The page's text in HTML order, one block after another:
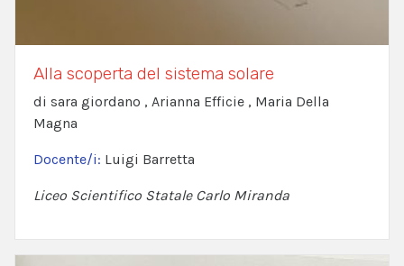
Alla scoperta del sistema solare
di sara giordano , Arianna Efficie , Maria Della
Magna
Docente/i: Luigi Barretta
Liceo Scientifico Statale Carlo Miranda